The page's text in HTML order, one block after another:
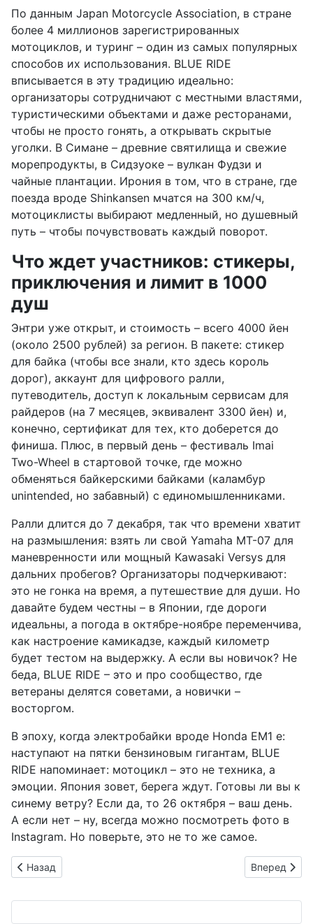
По данным Japan Motorcycle Association, в стране
более 4 миллионов зарегистрированных
мотоциклов, и туринг – один из самых популярных
способов их использования. BLUE RIDE
вписывается в эту традицию идеально:
организаторы сотрудничают с местными властями,
туристическими объектами и даже ресторанами,
чтобы не просто гонять, а открывать скрытые
уголки. В Симане – древние святилища и свежие
морепродукты, в Сидзуоке – вулкан Фудзи и
чайные плантации. Ирония в том, что в стране, где
поезда вроде Shinkansen мчатся на 300 км/ч,
мотоциклисты выбирают медленный, но душевный
путь – чтобы почувствовать каждый поворот.
Что ждет участников: стикеры,
приключения и лимит в 1000
душ
Энтри уже открыт, и стоимость – всего 4000 йен
(около 2500 рублей) за регион. В пакете: стикер
для байка (чтобы все знали, кто здесь король
дорог), аккаунт для цифрового ралли,
путеводитель, доступ к локальным сервисам для
райдеров (на 7 месяцев, эквивалент 3300 йен) и,
конечно, сертификат для тех, кто доберется до
финиша. Плюс, в первый день – фестиваль Imai
Two-Wheel в стартовой точке, где можно
обменяться байкерскими байками (каламбур
unintended, но забавный) с единомышленниками.
Ралли длится до 7 декабря, так что времени хватит
на размышления: взять ли свой Yamaha MT-07 для
маневренности или мощный Kawasaki Versys для
дальних пробегов? Организаторы подчеркивают:
это не гонка на время, а путешествие для души. Но
давайте будем честны – в Японии, где дороги
идеальны, а погода в октябре-ноябре переменчива,
как настроение камикадзе, каждый километр
будет тестом на выдержку. А если вы новичок? Не
беда, BLUE RIDE – это и про сообщество, где
ветераны делятся советами, а новички –
восторгом.
В эпоху, когда электробайки вроде Honda EM1 e:
наступают на пятки бензиновым гигантам, BLUE
RIDE напоминает: мотоцикл – это не техника, а
эмоции. Япония зовет, берега ждут. Готовы ли вы к
синему ветру? Если да, то 26 октября – ваш день.
А если нет – ну, всегда можно посмотреть фото в
Instagram. Но поверьте, это не то же самое.
Предыдущий: Vittori и Pininfarina: новый гибридный
Назад Следующий:
Вперед